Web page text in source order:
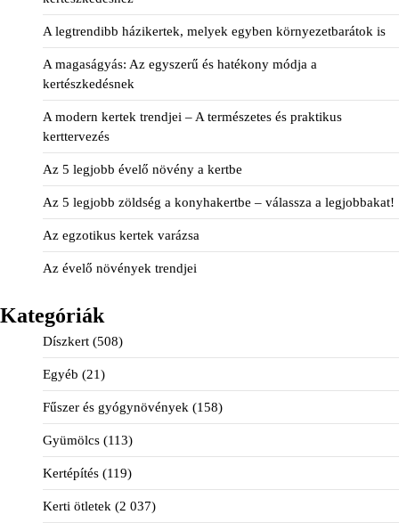
A legtrendibb házikertek, melyek egyben környezetbarátok is
A magaságyás: Az egyszerű és hatékony módja a
kertészkedésnek
A modern kertek trendjei – A természetes és praktikus
kerttervezés
Az 5 legjobb évelő növény a kertbe
Az 5 legjobb zöldség a konyhakertbe – válassza a legjobbakat!
Az egzotikus kertek varázsa
Az évelő növények trendjei
Kategóriák
Díszkert (508)
Egyéb (21)
Fűszer és gyógynövények (158)
Gyümölcs (113)
Kertépítés (119)
Kerti ötletek (2 037)